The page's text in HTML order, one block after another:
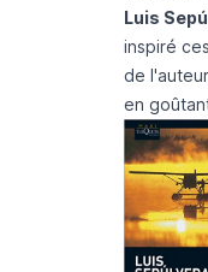
Luis
inspiré
de
en